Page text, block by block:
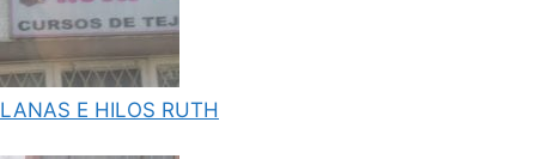
LANAS E HILOS RUTH